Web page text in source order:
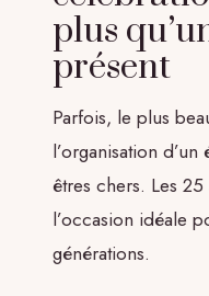
plus
présent
Parfois, le plus
l’organisation
êtres chers. Les
l’occasion idéale
générations.